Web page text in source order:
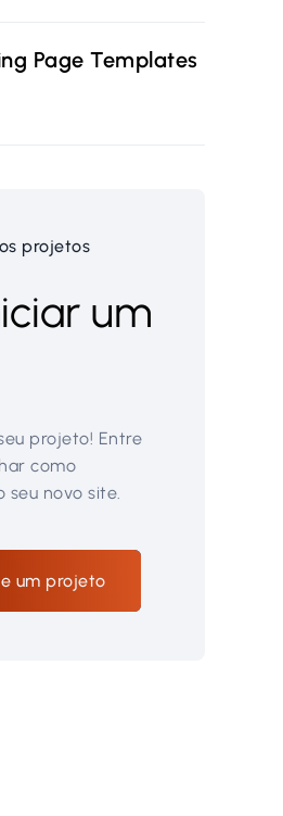
Page Templates
projetos
um
projeto! Entre
como
seu novo site.
um projeto